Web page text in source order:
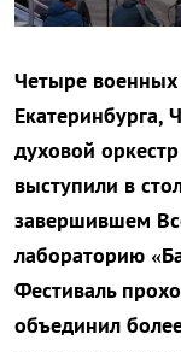
Четыре
Екатеринбурга,
духовой
выступили в
завершившем
лабораторию
Фестиваль
объединил